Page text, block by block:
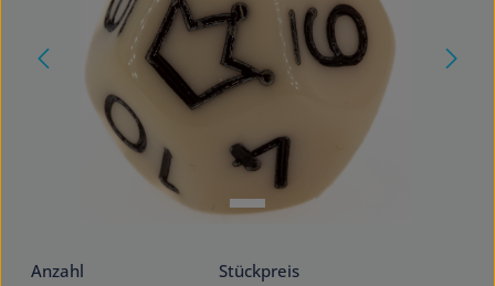
Anzahl
Stückpreis